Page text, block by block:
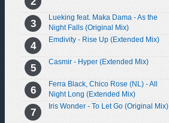
Lueking feat. Maka Dama - As the
Night Falls (Original Mix)
Emdivity - Rise Up (Extended Mix)
Casmir - Hyper (Extended Mix)
Ferra Black, Chico Rose (NL) - All
Night Long (Extended Mix)
Iris Wonder - To Let Go (Original Mix)